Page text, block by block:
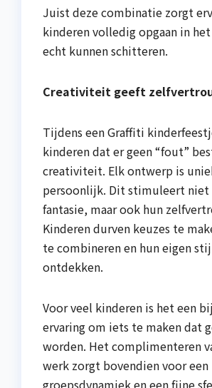
Juist deze combinatie zorgt
kinderen volledig opgaan in
echt kunnen schitteren.
Creativiteit geeft
Tijdens een Graffiti
kinderen dat er geen “fout”
creativiteit. Elk ontwerp is
persoonlijk. Dit stimuleert niet
fantasie, maar ook hun
Kinderen durven keuzes te
te combineren en hun eigen
ontdekken.
Voor veel kinderen is het een
ervaring om iets te maken dat
worden. Het complimenteren
werk zorgt bovendien voor
groepsdynamiek en een fijne